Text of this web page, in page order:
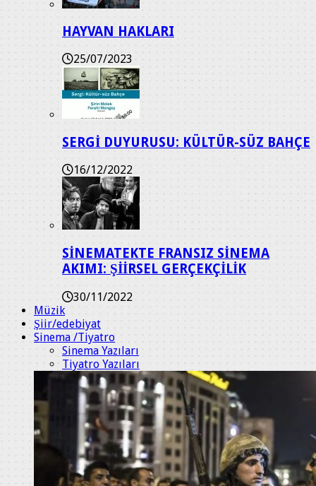
HAYVAN HAKLARI
25/07/2023
SERGİ DUYURUSU: KÜLTÜR-SÜZ BAHÇE
16/12/2022
SİNEMATEKTE FRANSIZ SİNEMA
AKIMI: ŞİİRSEL GERÇEKÇİLİK
30/11/2022
Müzik
Şiir/edebiyat
Sinema /Tiyatro
Sinema Yazıları
Tiyatro Yazıları